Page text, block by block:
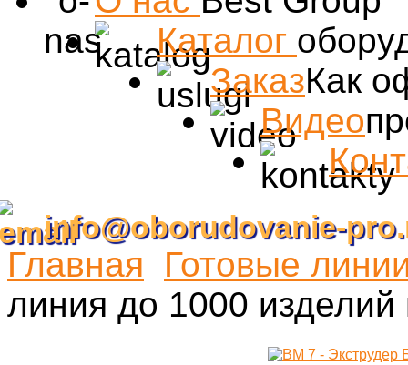
Каталог
ЗаказКак
Видео
info@oborudovanie-
Главная
Готовые
линия до 1000 изделий